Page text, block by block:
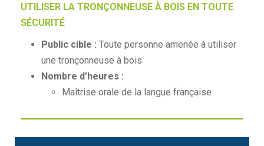
UTILISER LA TRONÇONNEUSE À BOIS EN TOUTE
SÉCURITÉ
Public cible : Toute personne amenée à utiliser
une tronçonneuse à bois
Nombre d’heures :
Maîtrise orale de la langue française